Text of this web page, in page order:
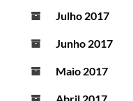
Julho 2017
Junho 2017
Maio 2017